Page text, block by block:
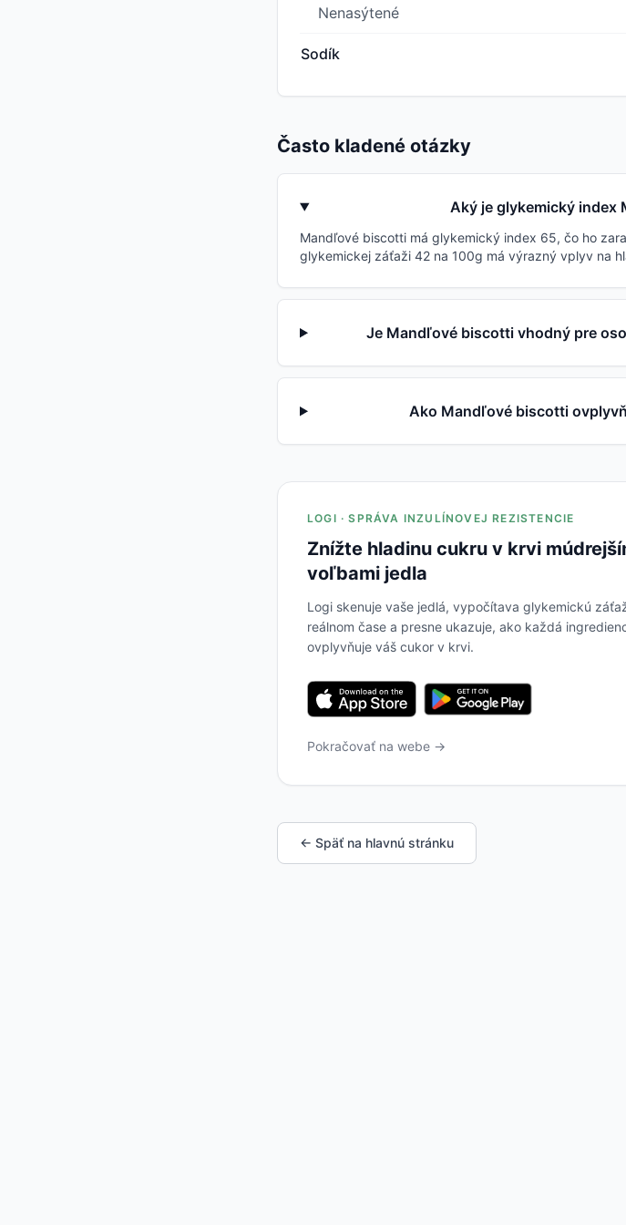
Nenasýtené
Sodík
Často kladené otázky
Aký je glykemický index
Mandľové biscotti má glykemický index 65, čo ho
glykemickej záťaži 42 na 100g má výrazný vplyv na
Je Mandľové biscotti vhodný pre
Ako Mandľové biscotti
LOGI · SPRÁVA INZULÍNOVEJ REZISTENCIE
Znížte hladinu cukru v krvi
voľbami jedla
Logi skenuje vaše jedlá, vypočítava glykemickú
reálnom čase a presne ukazuje, ako každá
ovplyvňuje váš cukor v krvi.
Pokračovať na webe →
← Späť na hlavnú stránku